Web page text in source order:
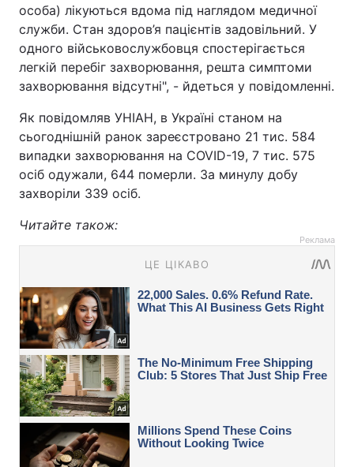
особа) лікуються вдома під наглядом медичної
служби. Стан здоров’я пацієнтів задовільний. У
одного військовослужбовця спостерігається
легкій перебіг захворювання, решта симптоми
захворювання відсутні", - йдеться у повідомленні.
Як повідомляв УНІАН, в Україні станом на
сьогоднішній ранок зареєстровано 21 тис. 584
випадки захворювання на COVID-19, 7 тис. 575
осіб одужали, 644 померли. За минулу добу
захворіли 339 осіб.
Читайте також:
Реклама